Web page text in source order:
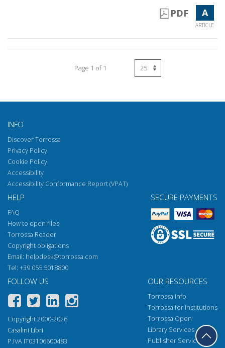
PDF A
ARTICLE
Page 1 of 1
INFO
Discover Torrossa
Privacy Policy
Cookie Policy
Accessibility
Accessibility Conformance Report (VPAT)
HELP
FAQ
How to open files
Torrossa Reader
Copyright obligations
Email: helpdesk@torrossa.com
Tel: +39 055 5018800
SECURE PAYMENTS
FOLLOW US
Copyright 2000-2026
Casalini Libri
P.IVA IT03106600483
OUR RESOURCES
Torrossa Info
Torrossa for Institutions
Torrossa Open
Library Services
Publisher Services